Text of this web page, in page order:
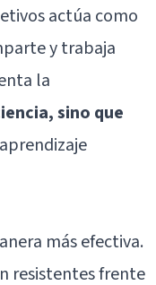
actúa como
y trabaja
la
sino que
más efectiva.
resistentes frente